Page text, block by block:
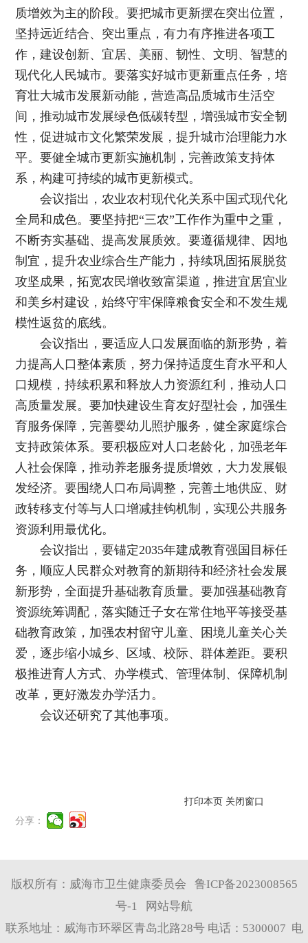
质增效为主的阶段。要把城市更新摆在突出位置，
坚持远近结合、突出重点，有力有序推进各项工
作，建设创新、宜居、美丽、韧性、文明、智慧的
现代化人民城市。要落实好城市更新重点任务，培
育壮大城市发展新动能，营造高品质城市生活空
间，推动城市发展绿色低碳转型，增强城市安全韧
性，促进城市文化繁荣发展，提升城市治理能力水
平。要健全城市更新实施机制，完善政策支持体
系，构建可持续的城市更新模式。
会议指出，农业农村现代化关系中国式现代化
全局和成色。要坚持把“三农”工作作为重中之重，
不断夯实基础、提高发展质效。要遵循规律、因地
制宜，提升农业综合生产能力，持续巩固拓展脱贫
攻坚成果，拓宽农民增收致富渠道，推进宜居宜业
和美乡村建设，始终守牢保障粮食安全和不发生规
模性返贫的底线。
会议指出，要适应人口发展面临的新形势，着
力提高人口整体素质，努力保持适度生育水平和人
口规模，持续积累和释放人力资源红利，推动人口
高质量发展。要加快建设生育友好型社会，加强生
育服务保障，完善婴幼儿照护服务，健全家庭综合
支持政策体系。要积极应对人口老龄化，加强老年
人社会保障，推动养老服务提质增效，大力发展银
发经济。要围绕人口布局调整，完善土地供应、财
政转移支付等与人口增减挂钩机制，实现公共服务
资源利用最优化。
会议指出，要锚定2035年建成教育强国目标任
务，顺应人民群众对教育的新期待和经济社会发展
新形势，全面提升基础教育质量。要加强基础教育
资源统筹调配，落实随迁子女在常住地平等接受基
础教育政策，加强农村留守儿童、困境儿童关心关
爱，逐步缩小城乡、区域、校际、群体差距。要积
极推进育人方式、办学模式、管理体制、保障机制
改革，更好激发办学活力。
会议还研究了其他事项。
打印本页 关闭窗口
分享：
版权所有：威海市卫生健康委员会
鲁ICP备2023008565
号-1
网站导航
联系地址：威海市环翠区青岛北路28号 电话：5300007 电